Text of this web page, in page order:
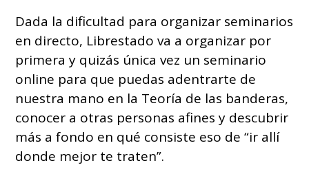
Dada la dificultad para organizar seminarios
en directo, Librestado va a organizar por
primera y quizás única vez un seminario
online para que puedas adentrarte de
nuestra mano en la Teoría de las banderas,
conocer a otras personas afines y descubrir
más a fondo en qué consiste eso de “ir allí
donde mejor te traten”.